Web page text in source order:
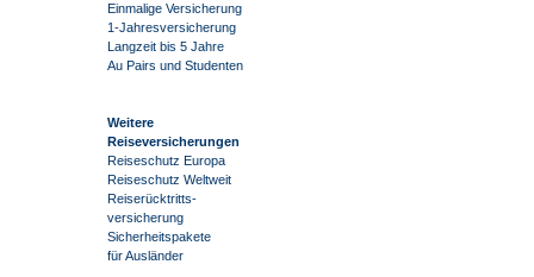
Einmalige Versicherung
1-Jahresversicherung
Langzeit bis 5 Jahre
Au Pairs und Studenten
Weitere
Reiseversicherungen
Reiseschutz Europa
Reiseschutz Weltweit
Reiserücktritts-
versicherung
Sicherheitspakete
für Ausländer